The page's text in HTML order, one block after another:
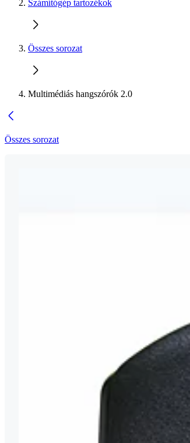
Számítógép tartozékok
Összes sorozat
Multimédiás hangszórók 2.0
Összes sorozat